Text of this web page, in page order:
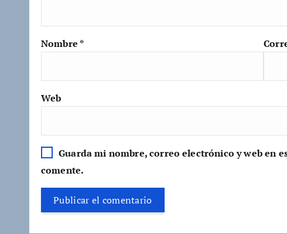
Nombre *
Web
Guarda mi nombre, correo electrónico y web en
comente.